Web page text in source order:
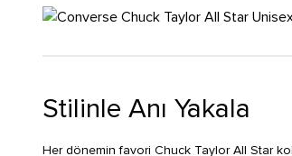
Stilinle Anı Yakala
Her dönemin favori Chuck Taylor All Star